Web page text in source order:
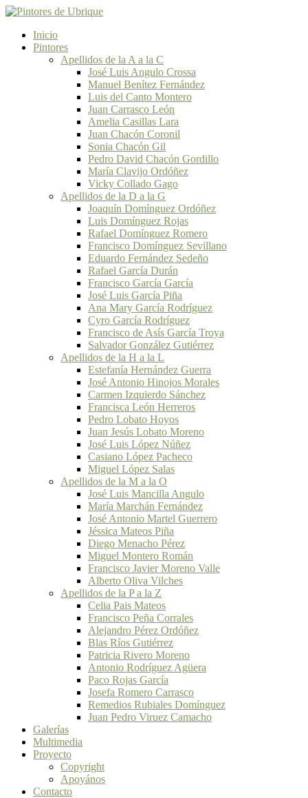
Inicio
Pintores
Apellidos de la A a la C
José Luis Angulo Crossa
Manuel Benítez Fernández
Luis del Canto Montero
Juan Carrasco León
Amelia Casillas Lara
Juan Chacón Coronil
Sonia Chacón Gil
Pedro David Chacón Gordillo
María Clavijo Ordóñez
Vicky Collado Gago
Apellidos de la D a la G
Joaquín Domínguez Ordóñez
Luis Domínguez Rojas
Rafael Domínguez Romero
Francisco Domínguez Sevillano
Eduardo Fernández Sedeño
Rafael García Durán
Francisco García García
José Luis García Piña
Ana Mary García Rodríguez
Cyro García Rodríguez
Francisco de Asís García Troya
Salvador González Gutiérrez
Apellidos de la H a la L
Estefanía Hernández Guerra
José Antonio Hinojos Morales
Carmen Izquierdo Sánchez
Francisca León Herreros
Pedro Lobato Hoyos
Juan Jesús Lobato Moreno
José Luis López Núñez
Casiano López Pacheco
Miguel López Salas
Apellidos de la M a la O
José Luis Mancilla Angulo
María Marchán Fernández
José Antonio Martel Guerrero
Jéssica Mateos Piña
Diego Menacho Pérez
Miguel Montero Román
Francisco Javier Moreno Valle
Alberto Oliva Vilches
Apellidos de la P a la Z
Celia Pais Mateos
Francisco Peña Corrales
Alejandro Pérez Ordóñez
Blas Ríos Gutiérrez
Patricia Rivero Moreno
Antonio Rodríguez Agüera
Paco Rojas García
Josefa Romero Carrasco
Remedios Rubiales Domínguez
Juan Pedro Viruez Camacho
Galerías
Multimedia
Proyecto
Copyright
Apoyános
Contacto